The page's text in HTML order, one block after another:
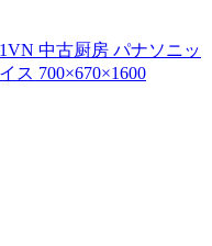
中古厨房 パナソニッ
ス 700×670×1600